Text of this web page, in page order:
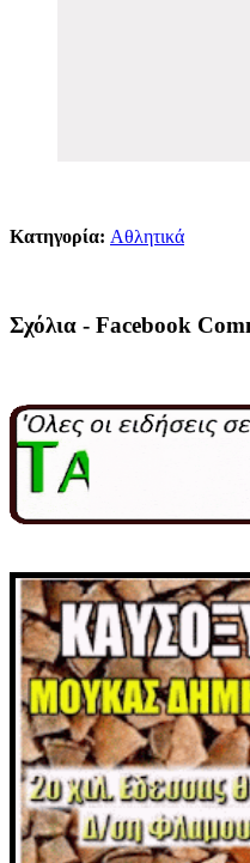
Κατηγορία: Αθλητικά
Σχόλια - Facebook